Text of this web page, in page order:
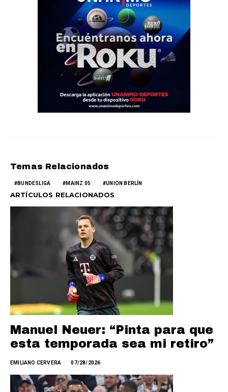
Temas Relacionados
BUNDESLIGA MAINZ 05 UNION BERLÍN
ARTÍCULOS RELACIONADOS
Manuel Neuer: “Pinta para que
esta temporada sea mi retiro”
EMILIANO CERVERA 07/28/2026